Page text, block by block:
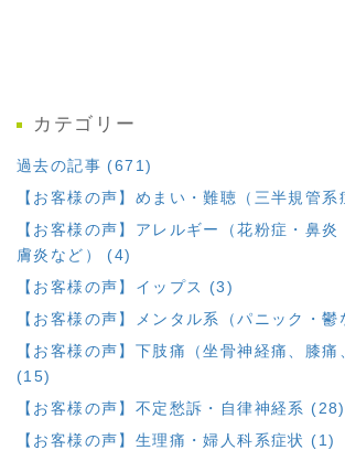
カテゴリー
過去の記事 (671)
【お客様の声】めまい・難聴（三半規管
【お客様の声】アレルギー（花粉症・鼻
膚炎など） (4)
【お客様の声】イップス (3)
【お客様の声】メンタル系（パニック・
【お客様の声】下肢痛（坐骨神経痛、膝痛
(15)
【お客様の声】不定愁訴・自律神経系 (28)
【お客様の声】生理痛・婦人科系症状 (1)